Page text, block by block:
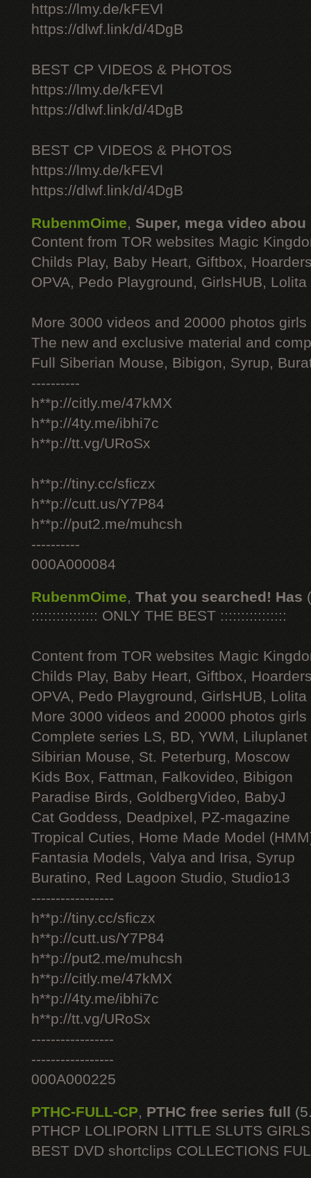
https://lmy.de/kFEVl
https://dlwf.link/d/4DgB
BEST CP VIDEOS & PHOTOS
https://lmy.de/kFEVl
https://dlwf.link/d/4DgB
BEST CP VIDEOS & PHOTOS
https://lmy.de/kFEVl
https://dlwf.link/d/4DgB
RubenmOime, Super, mega video abou
Content from TOR websites Magic
Childs Play, Baby Heart, Giftbox,
OPVA, Pedo Playground, GirlsHUB, Lolita
More 3000 videos and 20000 photos
The new and exclusive material and
Full Siberian Mouse, Bibigon, Syrup,
----------
h**p://citly.me/47kMX
h**p://4ty.me/ibhi7c
h**p://tt.vg/URoSx
h**p://tiny.cc/sficzx
h**p://cutt.us/Y7P84
h**p://put2.me/muhcsh
----------
000A000084
RubenmOime, That you searched! Has
:::::::::::::::: ONLY THE BEST ::::::::::::::::
Content from TOR websites Magic
Childs Play, Baby Heart, Giftbox,
OPVA, Pedo Playground, GirlsHUB, Lolita
More 3000 videos and 20000 photos
Complete series LS, BD, YWM, Liluplanet
Sibirian Mouse, St. Peterburg, Moscow
Kids Box, Fattman, Falkovideo, Bibigon
Paradise Birds, GoldbergVideo, BabyJ
Cat Goddess, Deadpixel, PZ-magazine
Tropical Cuties, Home Made Model
Fantasia Models, Valya and Irisa, Syrup
Buratino, Red Lagoon Studio, Studio13
-----------------
h**p://tiny.cc/sficzx
h**p://cutt.us/Y7P84
h**p://put2.me/muhcsh
h**p://citly.me/47kMX
h**p://4ty.me/ibhi7c
h**p://tt.vg/URoSx
-----------------
-----------------
000A000225
PTHC-FULL-CP, PTHC free series full
PTHCP LOLIPORN LITTLE SLUTS
BEST DVD shortclips COLLECTIONS